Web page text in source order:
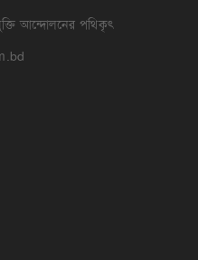
আন্দোলনের পথিকৃৎ